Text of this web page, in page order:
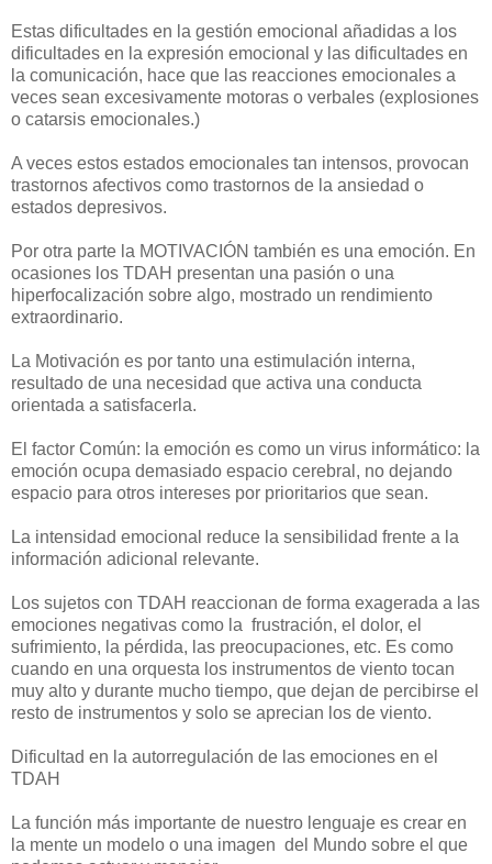
Estas dificultades en la gestión emocional añadidas a los
dificultades en la expresión emocional y las dificultades en
la comunicación, hace que las reacciones emocionales a
veces sean excesivamente motoras o verbales (explosiones
o catarsis emocionales.)
A veces estos estados emocionales tan intensos, provocan
trastornos afectivos como trastornos de la ansiedad o
estados depresivos.
Por otra parte la MOTIVACIÓN también es una emoción. En
ocasiones los TDAH presentan una pasión o una
hiperfocalización sobre algo, mostrado un rendimiento
extraordinario.
La Motivación es por tanto una estimulación interna,
resultado de una necesidad que activa una conducta
orientada a satisfacerla.
El factor Común: la emoción es como un virus informático: la
emoción ocupa demasiado espacio cerebral, no dejando
espacio para otros intereses por prioritarios que sean.
La intensidad emocional reduce la sensibilidad frente a la
información adicional relevante.
Los sujetos con TDAH reaccionan de forma exagerada a las
emociones negativas como la frustración, el dolor, el
sufrimiento, la pérdida, las preocupaciones, etc. Es como
cuando en una orquesta los instrumentos de viento tocan
muy alto y durante mucho tiempo, que dejan de percibirse el
resto de instrumentos y solo se aprecian los de viento.
Dificultad en la autorregulación de las emociones en el
TDAH
La función más importante de nuestro lenguaje es crear en
la mente un modelo o una imagen del Mundo sobre el que